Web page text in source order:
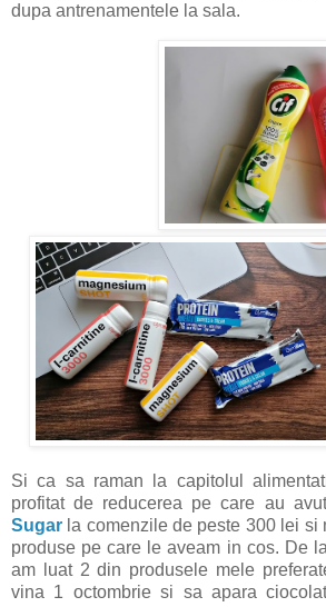
dupa antrenamentele la sala.
Si ca sa raman la capitolul
profitat de reducerea pe care au
Sugar la comenzile de peste 300 lei si
produse pe care le aveam in cos. De
am luat 2 din produsele mele
vina 1 octombrie si sa apara